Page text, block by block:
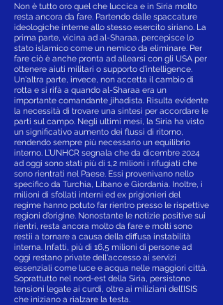
Non è tutto oro quel che luccica e in Siria molto
resta ancora da fare. Partendo dalle spaccature
ideologiche interne allo stesso esercito siriano. La
prima parte, vicina ad al-Sharaa, percepisce lo
stato islamico come un nemico da eliminare. Per
fare ciò è anche pronta ad allearsi con gli USA per
ottenere aiuti militari o supporto d’intelligence.
Un'altra parte, invece, non accetta il cambio di
rotta e si rifà a quando al-Sharaa era un
importante comandante jihadista. Risulta evidente
la necessità di trovare una sintesi per accordare le
parti sul campo. Negli ultimi mesi, la Siria ha visto
un significativo aumento dei flussi di ritorno,
rendendo sempre più necessario un equilibrio
interno. L’UNHCR segnala che da dicembre 2024
ad oggi sono stati più di 1,2 milioni i rifugiati che
sono rientrati nel Paese. Essi provenivano nello
specifico da Turchia, Libano e Giordania. Inoltre, i
milioni di sfollati interni ed ex prigionieri del
regime hanno potuto far rientro presso le rispettive
regioni d’origine. Nonostante le notizie positive sui
rientri, resta ancora molto da fare e molti sono
restii a tornare a causa della diffusa instabilità
interna. Infatti, più di 16,5 milioni di persone ad
oggi restano private dell'accesso ai servizi
essenziali come luce e acqua nelle maggiori città.
Soprattutto nel nord-est della Siria, persistono
tensioni legate ai curdi, oltre ai miliziani dell’ISIS
che iniziano a rialzare la testa.